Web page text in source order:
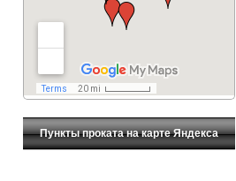
Пункты проката на карте Яндекса